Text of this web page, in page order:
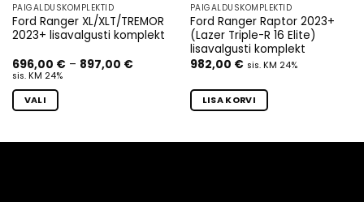
PAIGALDUSKOMPLEKTID
Ford Ranger XL/XLT/TREMOR
2023+ lisavalgusti komplekt
696,00 € – 897,00 €Hinnavahemik:
sis. KM 24%
VALI
PAIGALDUSKOMPLEKTID
Ford Ranger Raptor 2023+
(Lazer Triple-R 16 Elite)
lisavalgusti komplekt
982,00 € sis. KM 24%
LISA KORVI